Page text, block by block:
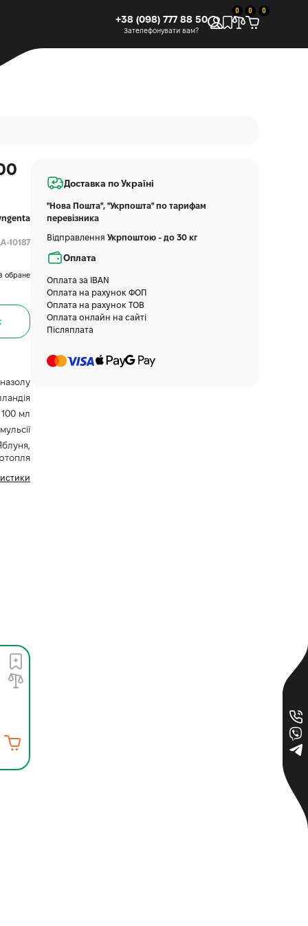
+38 (098) 777 88 50
Зателефонувати вам?
0 0 0
10187
обране
100 мл
Доставка по Україні
"Нова Пошта", "Укрпошта" по тарифам
перевізника
Відправлення Укрпоштою - до 30 кг
Оплата
Оплата за IBAN
Оплата на рахунок ФОП
Оплата на рахунок ТОВ
Оплата онлайн на сайті
Післяплата